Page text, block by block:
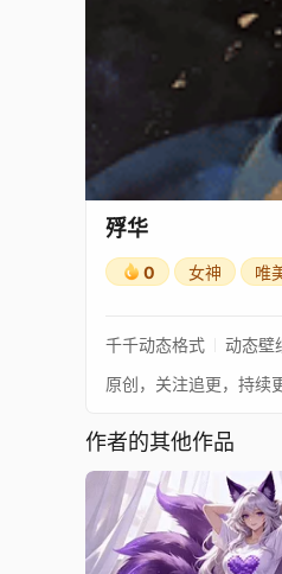
殍华
0 女神 唯
千千动态格式 动态壁
原创，关注追更，持续
作者的其他作品